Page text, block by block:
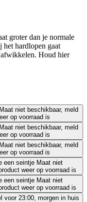
groter dan je normale
het hardlopen gaat
Houd hier
Maat niet beschikbaar, meld
op voorraad is
Maat niet beschikbaar, meld
op voorraad is
Maat niet beschikbaar, meld
op voorraad is
een seintje Maat niet
weer op voorraad is
een seintje Maat niet
weer op voorraad is
voor 23:00, morgen in huis